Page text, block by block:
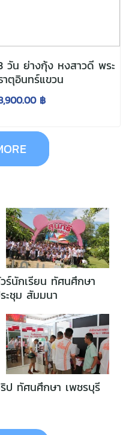
น ย่างกุ้ง หงสาวดี พระ
าตุอินทร์แขวน
฿
ร์นักเรียน ทัศนศึกษา
ะชุม สัมมนา
ป ทัศนศึกษา เพชรบุรี